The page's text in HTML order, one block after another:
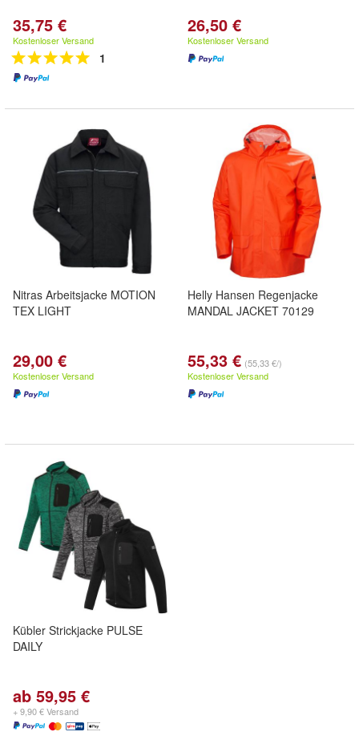
35,75 €
Kostenloser Versand
1
26,50 €
Kostenloser Versand
Nitras Arbeitsjacke MOTION
TEX LIGHT
29,00 €
Kostenloser Versand
Helly Hansen Regenjacke
MANDAL JACKET 70129
55,33 € (55,33 €/)
Kostenloser Versand
Kübler Strickjacke PULSE
DAILY
ab 59,95 €
+ 9,90 € Versand